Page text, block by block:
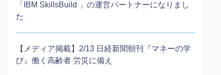
「IBM SkillsBuild 」の運営パートナーになりまし
た
【メディア掲載】2/13 日経新聞朝刊『マネーの学
び』働く高齢者 労災に備え